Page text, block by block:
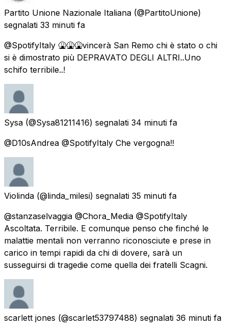
Partito Unione Nazionale Italiana (@PartitoUnione)
segnalati 33 minuti fa
@SpotifyItaly 🤮🤮🤮vincerà San Remo chi è stato o chi
si è dimostrato più DEPRAVATO DEGLI ALTRI..Uno
schifo terribile..!
Sysa (@Sysa81211416) segnalati 34 minuti fa
@D10sAndrea @SpotifyItaly Che vergogna!!
Violinda (@linda_milesi) segnalati 35 minuti fa
@stanzaselvaggia @Chora_Media @SpotifyItaly
Ascoltata. Terribile. E comunque penso che finché le
malattie mentali non verranno riconosciute e prese in
carico in tempi rapidi da chi di dovere, sarà un
susseguirsi di tragedie come quella dei fratelli Scagni.
scarlett jones (@scarlet53797488) segnalati 36 minuti fa